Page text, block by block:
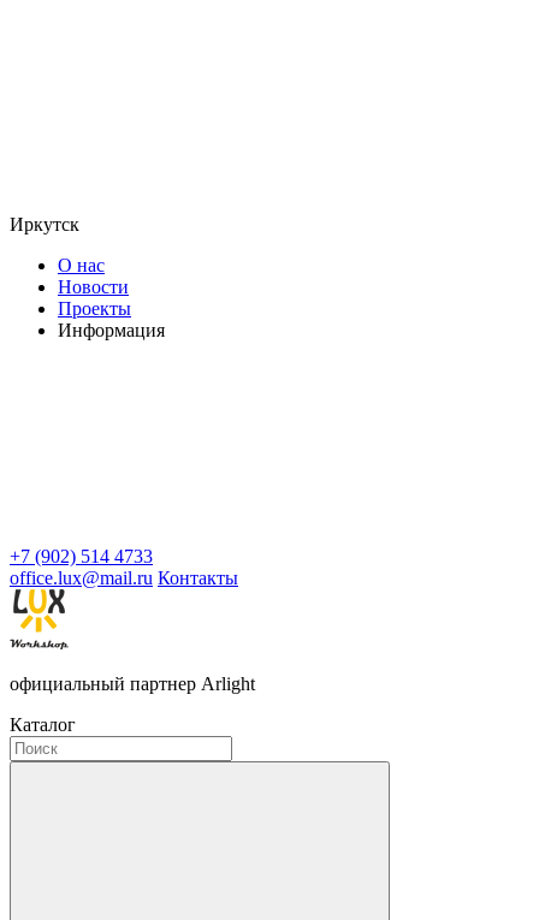
Иркутск
О нас
Новости
Проекты
Информация
+7 (902) 514 4733
office.lux@mail.ru Контакты
официальный партнер Arlight
Каталог